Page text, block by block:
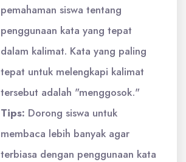
pemahaman siswa tentang
penggunaan kata yang tepat
dalam kalimat. Kata yang paling
tepat untuk melengkapi kalimat
tersebut adalah "menggosok."
Tips: Dorong siswa untuk
membaca lebih banyak agar
terbiasa dengan penggunaan kata